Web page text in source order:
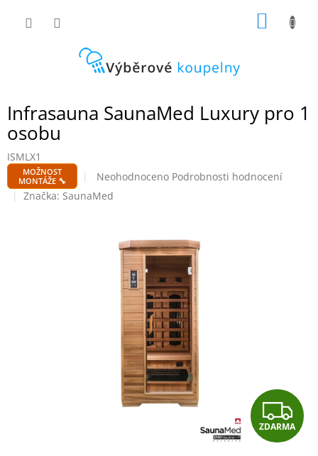
Infrasauna SaunaMed Luxury pro 1
osobu
ISMLX1
MOŽNOST
MONTÁŽE 🔧
Průměrné
hodnocení
produktu
hvězdiček.
Neohodnoceno Podrobnosti hodnocení
Značka: SaunaMed
Z
D
ZDARMA